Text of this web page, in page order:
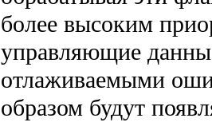
более высоким
управляющие
отлаживаемыми
образом будут